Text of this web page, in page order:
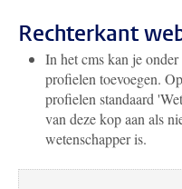
Rechterkant
In het cms kan je onder
profielen toevoegen.
profielen standaard
van deze kop aan als
wetenschapper is.